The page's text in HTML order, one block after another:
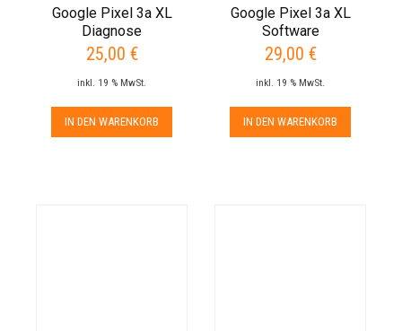
Google Pixel 3a XL
Diagnose
25,00 €
inkl. 19 % MwSt.
IN DEN WARENKORB
Google Pixel 3a XL
Software
29,00 €
inkl. 19 % MwSt.
IN DEN WARENKORB